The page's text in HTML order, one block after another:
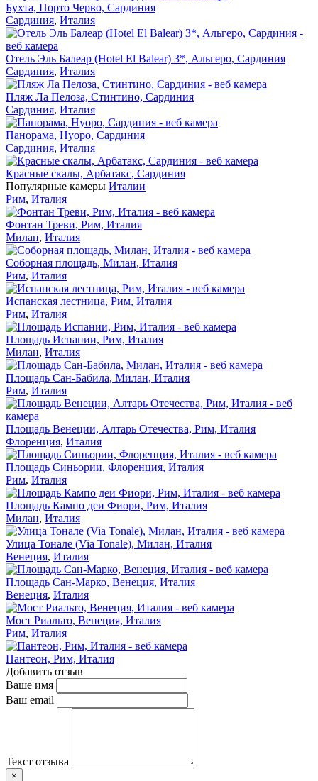
Бухта, Порто Черво, Сардиния
Сардиния, Италия
Отель Эль Балеар (Hotel El Balear) 3*, Альгеро, Сардиния
Сардиния, Италия
Пляж Ла Пелоза, Стинтино, Сардиния
Сардиния, Италия
Панорама, Нуоро, Сардиния
Сардиния, Италия
Красные скалы, Арбатакс, Сардиния
Популярные камеры Италии
Рим, Италия
Фонтан Треви, Рим, Италия
Милан, Италия
Соборная площадь, Милан, Италия
Рим, Италия
Испанская лестница, Рим, Италия
Рим, Италия
Площадь Испании, Рим, Италия
Милан, Италия
Площадь Сан-Бабила, Милан, Италия
Рим, Италия
Площадь Венеции, Алтарь Отечества, Рим, Италия
Флоренция, Италия
Площадь Синьории, Флоренция, Италия
Рим, Италия
Площадь Кампо деи Фиори, Рим, Италия
Милан, Италия
Улица Тонале (Via Tonale), Милан, Италия
Венеция, Италия
Площадь Сан-Марко, Венеция, Италия
Венеция, Италия
Мост Риальто, Венеция, Италия
Рим, Италия
Пантеон, Рим, Италия
Добавить отзыв
Ваше имя
Ваш email
Текст отзыва
×